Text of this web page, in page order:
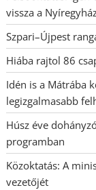
vissza a
Szpari–Újpest
Hiába rajtol 86
Idén is a Mátrába
legizgalmasabb
Húsz éve
programban
Közoktatás: A
vezetőjét